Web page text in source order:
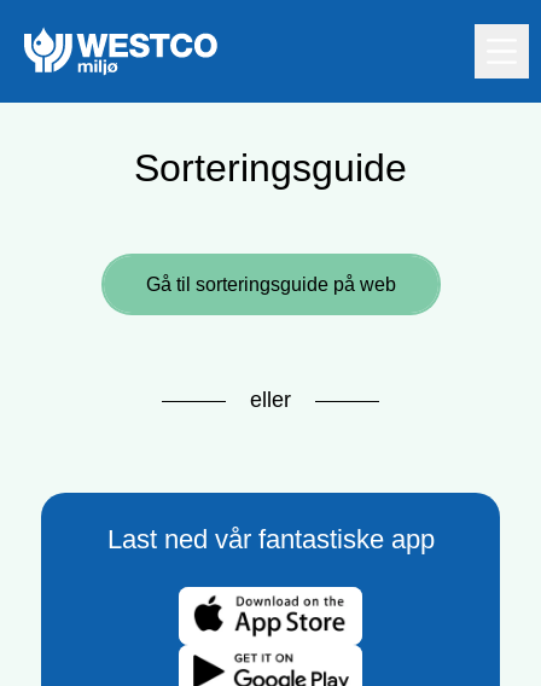
Hopp til innholdet
Sorteringsguide
Gå til sorteringsguide på web
eller
Last ned vår fantastiske app